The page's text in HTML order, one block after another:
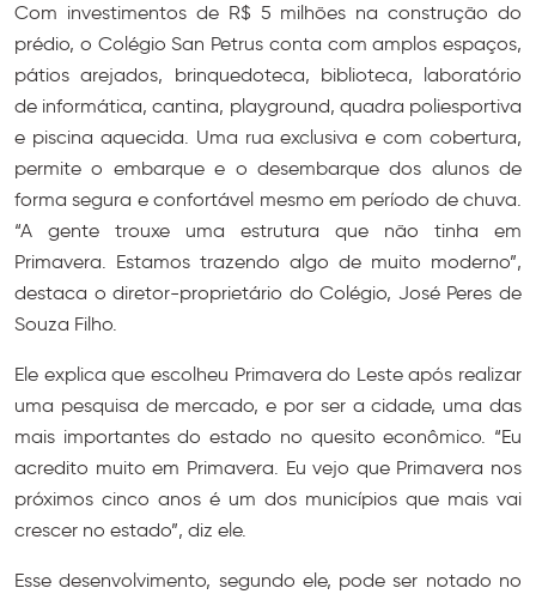
Com investimentos de R$ 5 milhões na construção do
prédio, o Colégio San Petrus conta com amplos espaços,
pátios arejados, brinquedoteca, biblioteca, laboratório
de informática, cantina, playground, quadra poliesportiva
e piscina aquecida. Uma rua exclusiva e com cobertura,
permite o embarque e o desembarque dos alunos de
forma segura e confortável mesmo em período de chuva.
“A gente trouxe uma estrutura que não tinha em
Primavera. Estamos trazendo algo de muito moderno”,
destaca o diretor-proprietário do Colégio, José Peres de
Souza Filho.
Ele explica que escolheu Primavera do Leste após realizar
uma pesquisa de mercado, e por ser a cidade, uma das
mais importantes do estado no quesito econômico. “Eu
acredito muito em Primavera. Eu vejo que Primavera nos
próximos cinco anos é um dos municípios que mais vai
crescer no estado”, diz ele.
Esse desenvolvimento, segundo ele, pode ser notado no